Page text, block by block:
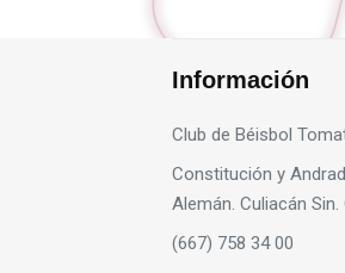
Información
Club de Béisbol
Constitución y
Alemán. Culiacán Sin.
(667) 758 34 00